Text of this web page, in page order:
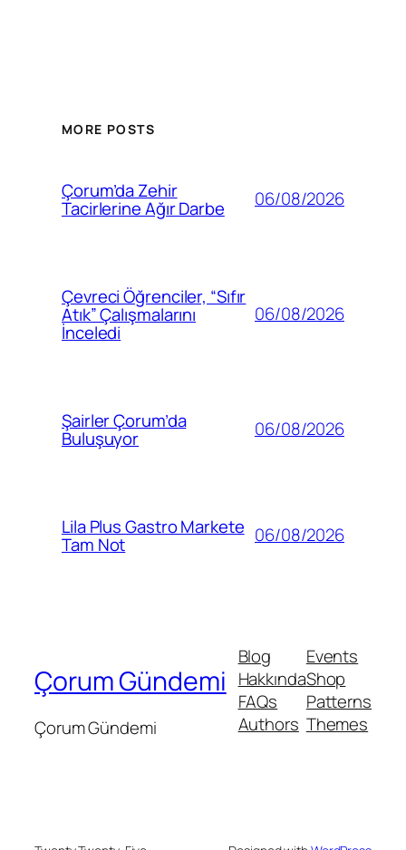
MORE POSTS
Çorum’da Zehir
Tacirlerine Ağır Darbe 06/08/2026
Çevreci Öğrenciler, “Sıfır
Atık” Çalışmalarını
İnceledi
06/08/2026
Şairler Çorum’da
Buluşuyor 06/08/2026
Lila Plus Gastro Markete
Tam Not 06/08/2026
Çorum Gündemi
Çorum Gündemi
Blog
Hakkında
FAQs
Authors
Events
Shop
Patterns
Themes